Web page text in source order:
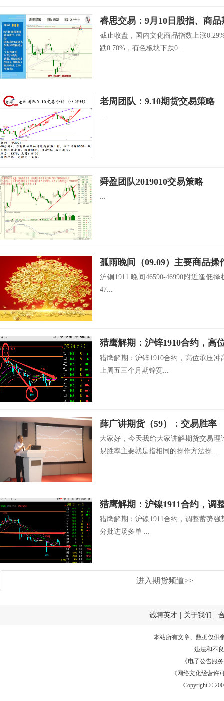
睿思交易：9月10日股指、商
截止收盘，国内文化商品指数上涨
跌0.70%，有色板块下跌0...
老周团队：9.10期货交易策略
...
舜盈团队2019010交易策略
...
孤雨晚间（09.09）主要商品操
沪铜1911 晚间46590-46990附近逢低
47...
猎鹰解期：沪锌1910合约，高位承压冲
上周五三个月期锌宽...
薛广讲期货（59）：交易胜率
大家好，今天我给大家讲解期货交易
易胜率主要就是指相同的操作方法操...
猎鹰解期：沪镍1911合约，调整蓄势强
分批进场多单 ...
进入期货频道>>
诚聘英才 关于我们
本站所有文章、数据仅供
违法和不
《电子公告服务
《网络文化经营许
Copyright ©